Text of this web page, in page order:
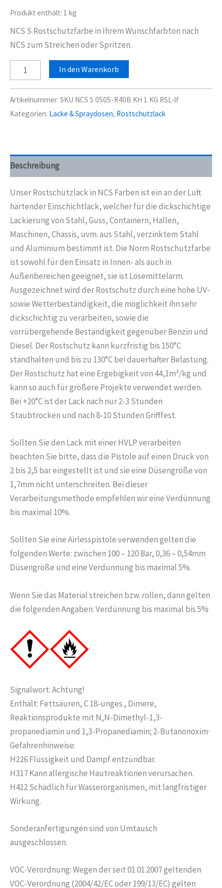
Produkt enthält: 1 kg
NCS S Rostschutzfarbe in Ihrem Wunschfarbton nach
NCS zum Streichen oder Spritzen.
NCS
S
0505-
R40B
1
Kg
Menge
In den Warenkorb
Artikelnummer: SKU NCS S 0505-R40B KH 1 KG RSL-lf
Kategorien: Lacke & Spraydosen, Rostschutzlack
Beschreibung
Unser Rostschutzlack in NCS Farben ist ein an der Luft
härtender Einschichtlack, welcher für die dickschichtige
Lackierung von Stahl, Guss, Containern, Hallen,
Maschinen, Chassis, uvm. aus Stahl, verzinktem Stahl
und Aluminium bestimmt ist. Die Norm Rostschutzfarbe
ist sowohl für den Einsatz in Innen- als auch in
Außenbereichen geeignet, sie ist Lösemittelarm.
Ausgezeichnet wird der Rostschutz durch eine hohe UV-
sowie Wetterbeständigkeit, die möglichkeit ihn sehr
dickschichtig zu verarbeiten, sowie die
vorrübergehende Beständigkeit gegenüber Benzin und
Diesel. Der Rostschutz kann kurzfristig bis 150°C
standhalten und bis zu 130°C bei dauerhafter Belastung.
Der Rostschutz hat eine Ergebigkeit von 44,1m²/kg und
kann so auch für größere Projekte verwendet werden.
Bei +20°C ist der Lack nach nur 2-3 Stunden
Staubtrocken und nach 8-10 Stunden Grifffest.
Sollten Sie den Lack mit einer HVLP verarbeiten
beachten Sie bitte, dass die Pistole auf einen Druck von
2 bis 2,5 bar eingestellt ist und sie eine Düsengröße von
1,7mm nicht unterschreiten. Bei dieser
Verarbeitungsmethode empfehlen wir eine Verdünnung
bis maximal 10%.
Sollten Sie eine Airlesspistole verwenden gelten die
folgenden Werte: zwischen 100 – 120 Bar, 0,36 – 0,54mm
Düsengröße und eine Verdünnung bis maximal 5%.
Wenn Sie das Material streichen bzw. rollen, dann gelten
die folgenden Angaben: Verdünnung bis maximal bis 5%
Signalwort: Achtung!
Enthält: Fettsäuren, C 18-unges., Dimere,
Reaktionsprodukte mit N,N-Dimethyl-1,3-
propanediamin und 1,3-Propanediamin; 2-Butanonoxim·
Gefahrenhinweise:
H226 Flüssigkeit und Dampf entzündbar.
H317 Kann allergische Hautreaktionen verursachen.
H412 Schädlich für Wasserorganismen, mit langfristiger
Wirkung.
Sonderanfertigungen sind von Umtausch
ausgeschlossen.
VOC-Verordnung: Wegen der seit 01.01.2007 geltenden
VOC-Verordnung (2004/42/EC oder 199/13/EC) gelten